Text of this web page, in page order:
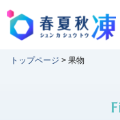
トップページ > 果物